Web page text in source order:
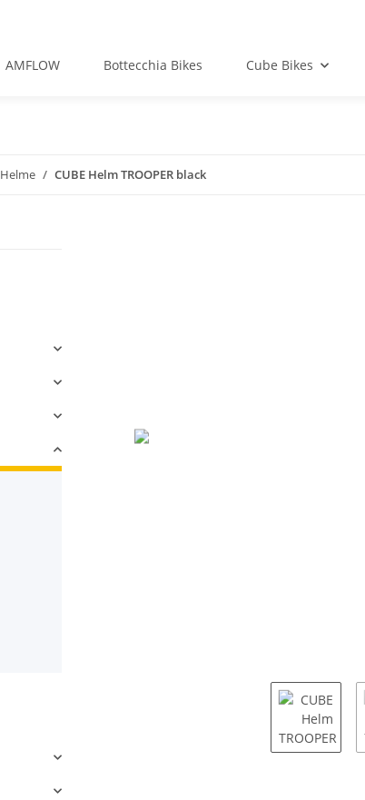
AMFLOW Bottecchia Bikes Cube Bikes
Helme CUBE Helm TROOPER black